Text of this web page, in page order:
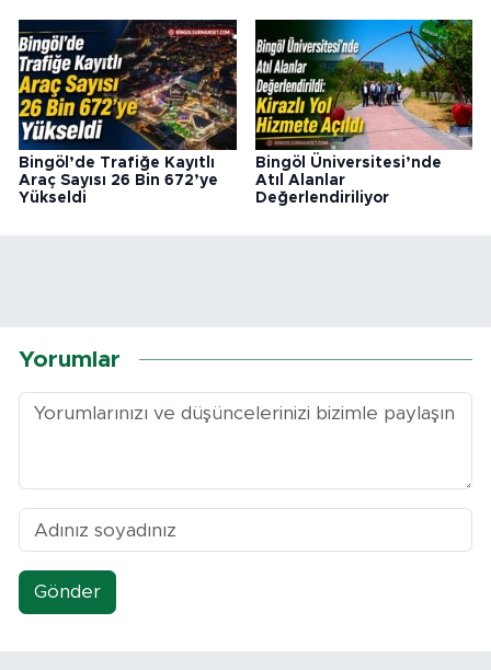
Bingöl’de Trafiğe Kayıtlı
Araç Sayısı 26 Bin 672’ye
Yükseldi
Bingöl Üniversitesi’nde
Atıl Alanlar
Değerlendiriliyor
Yorumlar
Gönder